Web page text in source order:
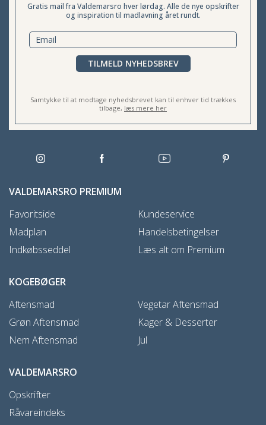
Gratis mail fra Valdemarsro hver lørdag. Alle de nye opskrifter
og inspiration til madlavning året rundt.
TILMELD NYHEDSBREV
Samtykke til at modtage nyhedsbrevet kan til enhver tid trækkes
tilbage, læs mere her
VALDEMARSRO PREMIUM
Favoritside
Madplan
Indkøbsseddel
Kundeservice
Handelsbetingelser
Læs alt om Premium
KOGEBØGER
Aftensmad
Grøn Aftensmad
Nem Aftensmad
Vegetar Aftensmad
Kager & Desserter
Jul
VALDEMARSRO
Opskrifter
Råvareindeks